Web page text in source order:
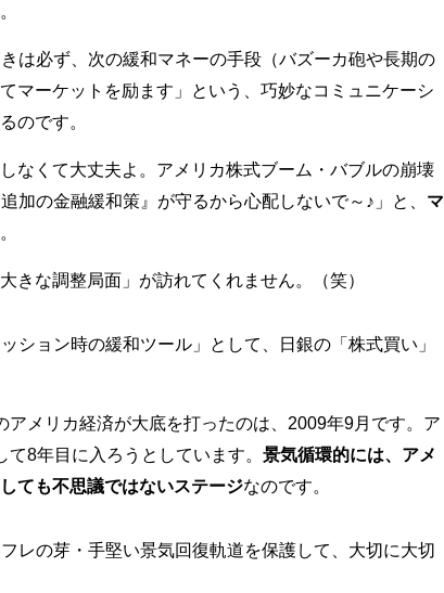
は必ず、次の緩和マネーの手段（バズーカ砲や長期の
マーケットを励ます」という、巧妙なコミュニケーシ
のです。
なくて大丈夫よ。アメリカ株式ブーム・バブルの崩壊
加の金融緩和策』が守るから心配しないで～♪」と、 マ
きな調整局面」が訪れてくれません。（笑）
ション時の緩和ツール」として、日銀の「株式買い」
メリカ経済が大底を打ったのは、2009年9月です。ア
8年目に入ろうとしています。 景気循環的には、アメ
ても不思議ではないステージなのです。
レの芽・手堅い景気回復軌道を保護して、大切に大切